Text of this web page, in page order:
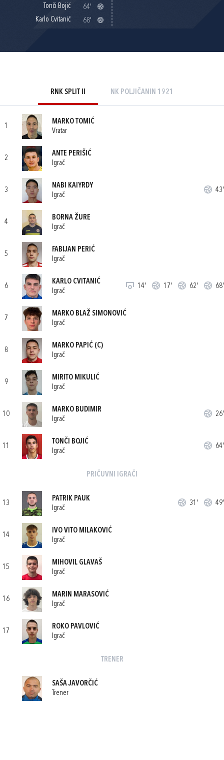
Tonči Bojić
64'
Karlo Cvitanić
68'
RNK SPLIT II NK POLJIČANIN 1921
1
MARKO TOMIĆ
Vratar
2
ANTE PERIŠIĆ
Igrač
3
NABI KAIYRDY
Igrač
43'
4
BORNA ŽURE
Igrač
5
FABIJAN PERIĆ
Igrač
6
KARLO CVITANIĆ
Igrač
14' 17' 62' 68'
7
MARKO BLAŽ SIMONOVIĆ
Igrač
8
MARKO PAPIĆ (C)
Igrač
9
MIRITO MIKULIĆ
Igrač
10
MARKO BUDIMIR
Igrač
26'
11
TONČI BOJIĆ
Igrač
64'
PRIČUVNI IGRAČI
13
PATRIK PAUK
Igrač
31' 49'
14
IVO VITO MILAKOVIĆ
Igrač
15
MIHOVIL GLAVAŠ
Igrač
16
MARIN MARASOVIĆ
Igrač
17
ROKO PAVLOVIĆ
Igrač
TRENER
SAŠA JAVORČIĆ
Trener